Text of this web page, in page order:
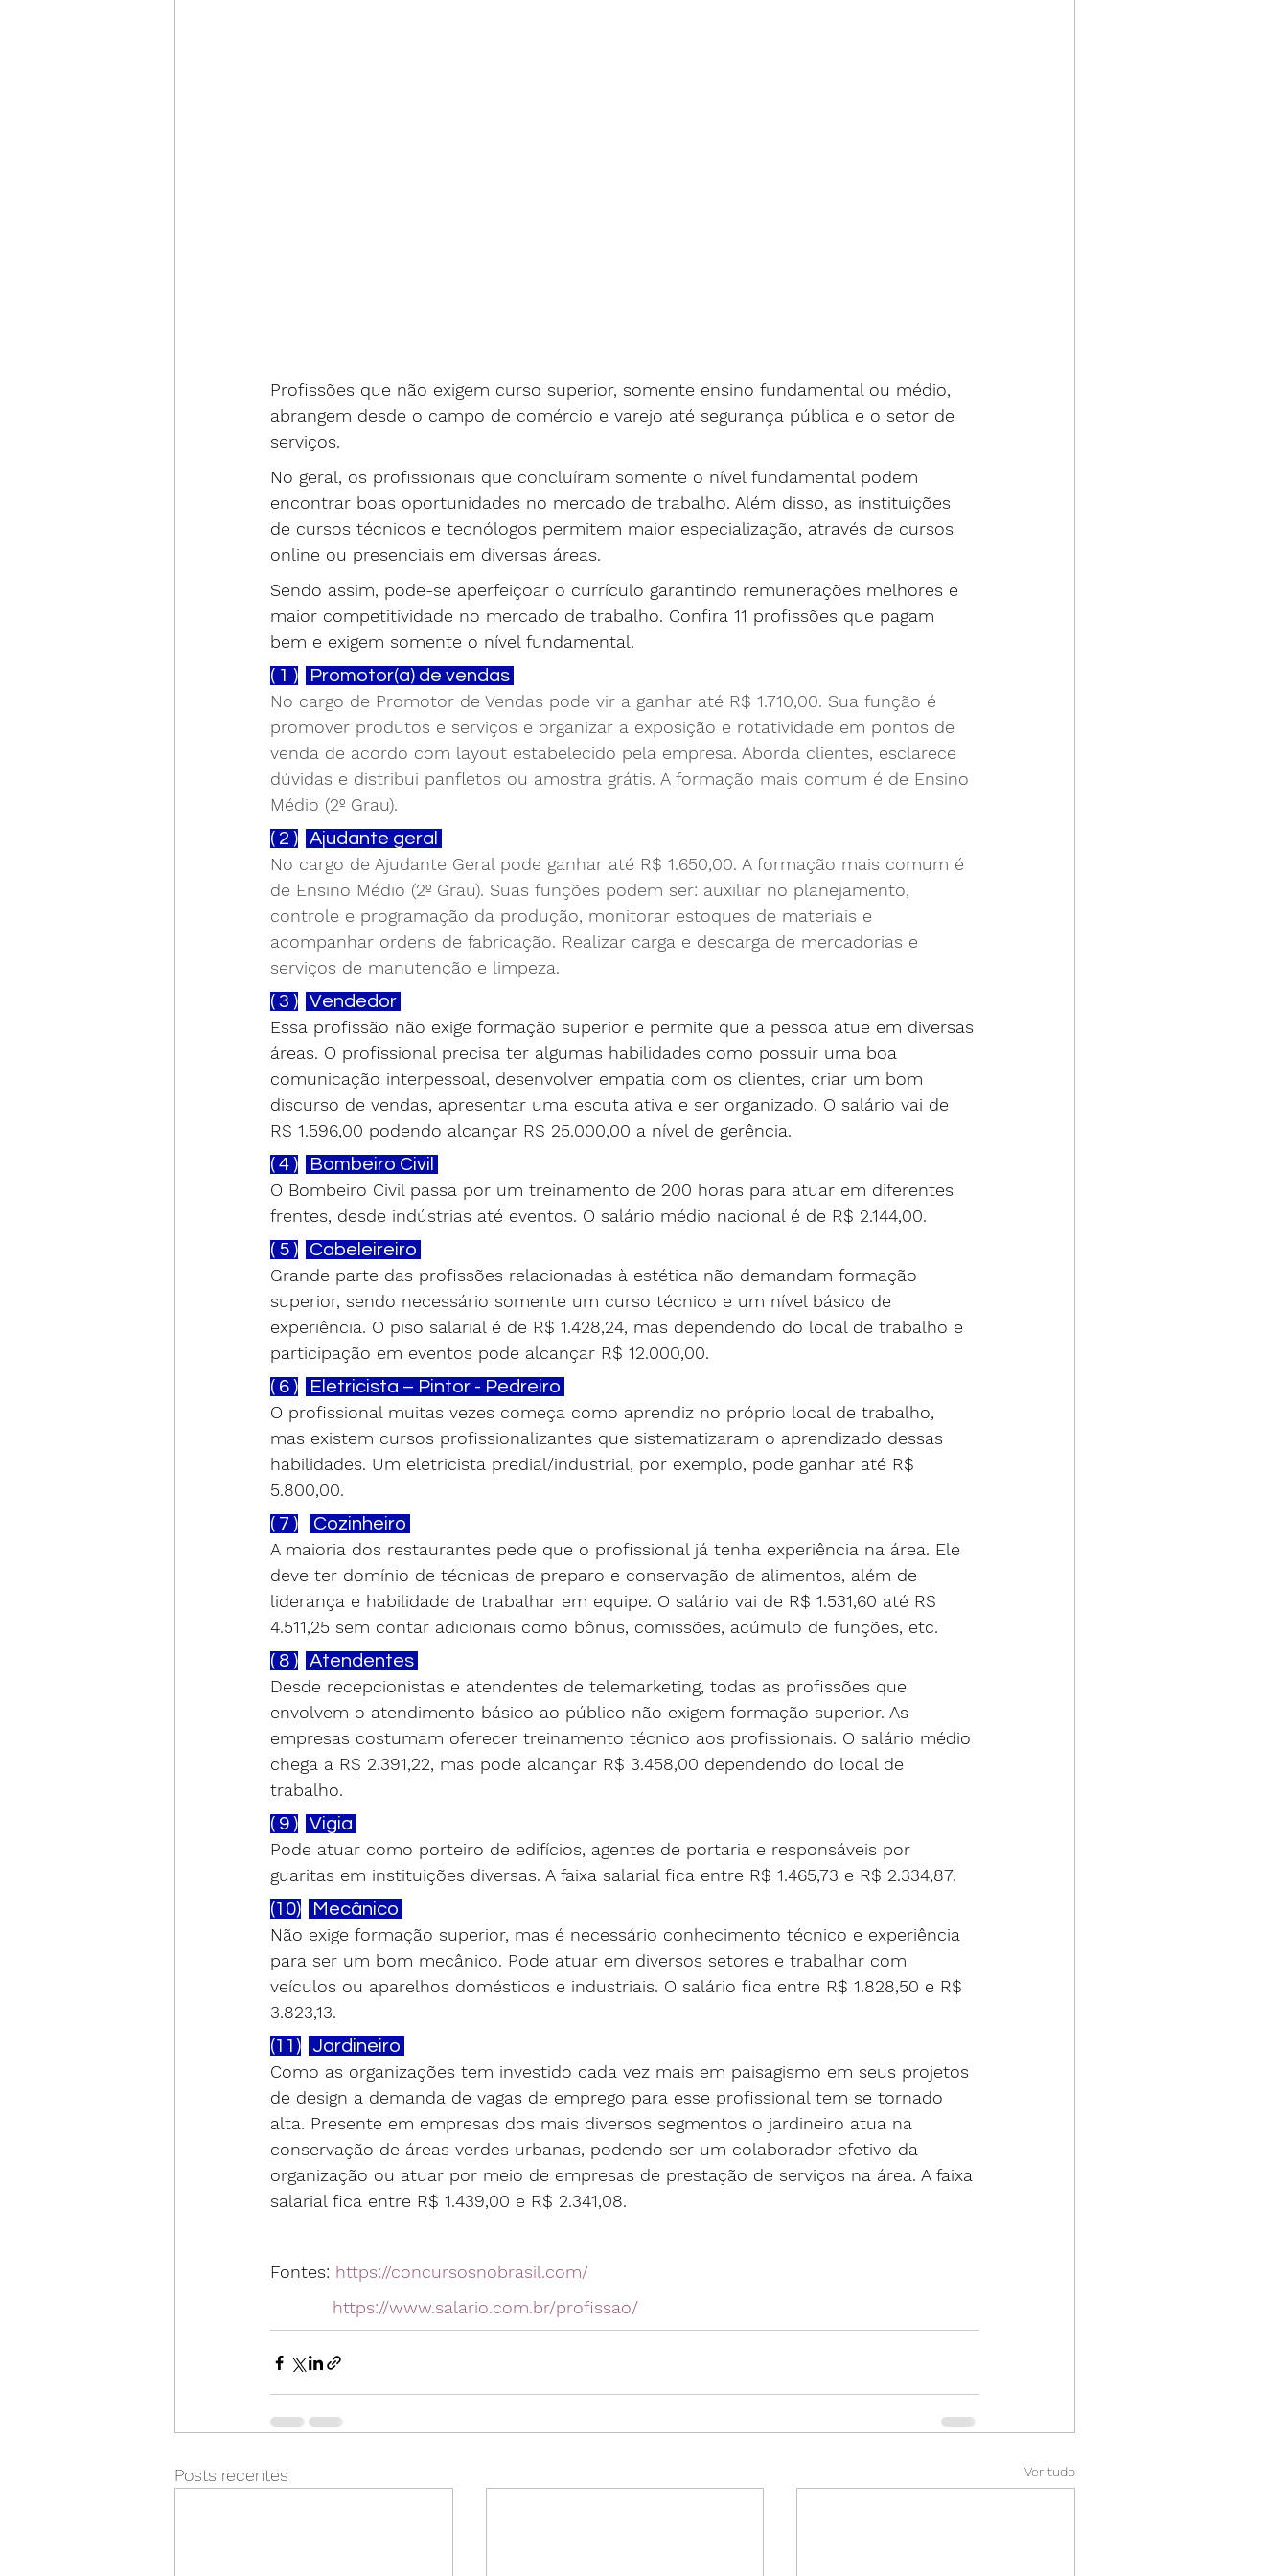
Profissões que não exigem curso superior, somente ensino fundamental ou médio,
abrangem desde o campo de comércio e varejo até segurança pública e o setor de
serviços.
No geral, os profissionais que concluíram somente o nível fundamental podem
encontrar boas oportunidades no mercado de trabalho. Além disso, as instituições
de cursos técnicos e tecnólogos permitem maior especialização, através de cursos
online ou presenciais em diversas áreas.
Sendo assim, pode-se aperfeiçoar o currículo garantindo remunerações melhores e
maior competitividade no mercado de trabalho. Confira 11 profissões que pagam
bem e exigem somente o nível fundamental.
( 1 ) Promotor(a) de vendas
No cargo de Promotor de Vendas pode vir a ganhar até R$ 1.710,00. Sua função é
promover produtos e serviços e organizar a exposição e rotatividade em pontos de
venda de acordo com layout estabelecido pela empresa. Aborda clientes, esclarece
dúvidas e distribui panfletos ou amostra grátis. A formação mais comum é de Ensino
Médio (2º Grau).
( 2 ) Ajudante geral
No cargo de Ajudante Geral pode ganhar até R$ 1.650,00. A formação mais comum é
de Ensino Médio (2º Grau). Suas funções podem ser: auxiliar no planejamento,
controle e programação da produção, monitorar estoques de materiais e
acompanhar ordens de fabricação. Realizar carga e descarga de mercadorias e
serviços de manutenção e limpeza.
( 3 ) Vendedor
Essa profissão não exige formação superior e permite que a pessoa atue em diversas
áreas. O profissional precisa ter algumas habilidades como possuir uma boa
comunicação interpessoal, desenvolver empatia com os clientes, criar um bom
discurso de vendas, apresentar uma escuta ativa e ser organizado. O salário vai de
R$ 1.596,00 podendo alcançar R$ 25.000,00 a nível de gerência.
( 4 ) Bombeiro Civil
O Bombeiro Civil passa por um treinamento de 200 horas para atuar em diferentes
frentes, desde indústrias até eventos. O salário médio nacional é de R$ 2.144,00.
( 5 ) Cabeleireiro
Grande parte das profissões relacionadas à estética não demandam formação
superior, sendo necessário somente um curso técnico e um nível básico de
experiência. O piso salarial é de R$ 1.428,24, mas dependendo do local de trabalho e
participação em eventos pode alcançar R$ 12.000,00.
( 6 ) Eletricista – Pintor - Pedreiro
O profissional muitas vezes começa como aprendiz no próprio local de trabalho,
mas existem cursos profissionalizantes que sistematizaram o aprendizado dessas
habilidades. Um eletricista predial/industrial, por exemplo, pode ganhar até R$
5.800,00.
( 7 ) Cozinheiro
A maioria dos restaurantes pede que o profissional já tenha experiência na área. Ele
deve ter domínio de técnicas de preparo e conservação de alimentos, além de
liderança e habilidade de trabalhar em equipe. O salário vai de R$ 1.531,60 até R$
4.511,25 sem contar adicionais como bônus, comissões, acúmulo de funções, etc.
( 8 ) Atendentes
Desde recepcionistas e atendentes de telemarketing, todas as profissões que
envolvem o atendimento básico ao público não exigem formação superior. As
empresas costumam oferecer treinamento técnico aos profissionais. O salário médio
chega a R$ 2.391,22, mas pode alcançar R$ 3.458,00 dependendo do local de
trabalho.
( 9 ) Vigia
Pode atuar como porteiro de edifícios, agentes de portaria e responsáveis por
guaritas em instituições diversas. A faixa salarial fica entre R$ 1.465,73 e R$ 2.334,87.
(10) Mecânico
Não exige formação superior, mas é necessário conhecimento técnico e experiência
para ser um bom mecânico. Pode atuar em diversos setores e trabalhar com
veículos ou aparelhos domésticos e industriais. O salário fica entre R$ 1.828,50 e R$
3.823,13.
(11) Jardineiro
Como as organizações tem investido cada vez mais em paisagismo em seus projetos
de design a demanda de vagas de emprego para esse profissional tem se tornado
alta. Presente em empresas dos mais diversos segmentos o jardineiro atua na
conservação de áreas verdes urbanas, podendo ser um colaborador efetivo da
organização ou atuar por meio de empresas de prestação de serviços na área. A faixa
salarial fica entre R$ 1.439,00 e R$ 2.341,08.
Fontes: https://concursosnobrasil.com/
https://www.salario.com.br/profissao/
Posts recentes Ver tudo